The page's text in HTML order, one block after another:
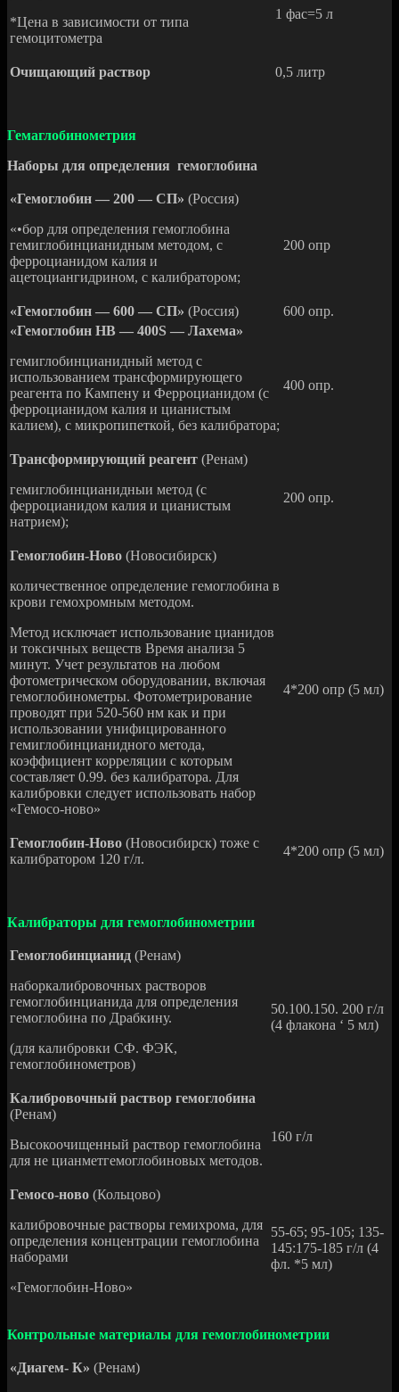
*Цена в зависимости от типа
гемоцитометра
1 фас=5 л
Очищающий раствор 0,5 литр
Гемаглобинометрия
Наборы для определения гемоглобина
«Гемоглобин — 200 — СП» (Россия)
«•бор для определения гемоглобина
гемиглобинцианидным методом, с
ферроцианидом калия и
ацетоциангидрином, с калибратором;
200 опр
«Гемоглобин — 600 — СП» (Россия)
600 опр.
«Гемоглобин НВ — 400S — Лахема»
гемиглобинцианидный метод с
использованием трансформирующего
реагента по Кампену и Ферроцианидом (с
ферроцианидом калия и цианистым
калием), с микропипеткой, без калибратора;
400 опр.
Трансформирующий реагент (Ренам)
гемиглобинцианидныи метод (с
ферроцианидом калия и цианистым
натрием);
200 опр.
Гемоглобин-Ново (Новосибирск)
количественное определение гемоглобина в
крови гемохромным методом.
Метод исключает использование цианидов
и токсичных веществ Время анализа 5
минут. Учет результатов на любом
фотометрическом оборудовании, включая
гемоглобинометры. Фотометрирование
проводят при 520-560 нм как и при
использовании унифицированного
гемиглобинцианидного метода,
коэффициент корреляции с которым
составляет 0.99. без калибратора. Для
калибровки следует использовать набор
«Гемосо-ново»
4*200 опр (5 мл)
Гемоглобин-Ново (Новосибирск) тоже с
калибратором 120 г/л.
4*200 опр (5 мл)
Калибраторы для гемоглобинометрии
Гемоглобинцианид (Ренам)
наборкалибровочных растворов
гемоглобинцианида для определения
гемоглобина по Драбкину.
(для калибровки СФ. ФЭК,
гемоглобинометров)
50.100.150. 200 г/л
(4 флакона ‘ 5 мл)
Калибровочный раствор гемоглобина
(Ренам)
Высокоочищенный раствор гемоглобина
для не цианметгемоглобиновых методов.
160 г/л
Гемосо-ново (Кольцово)
калибровочные растворы гемихрома, для
определения концентрации гемоглобина
наборами
«Гемоглобин-Ново»
55-65; 95-105; 135-
145:175-185 г/л (4
фл. *5 мл)
Контрольные материалы для гемоглобинометрии
«Диагем- К» (Ренам)